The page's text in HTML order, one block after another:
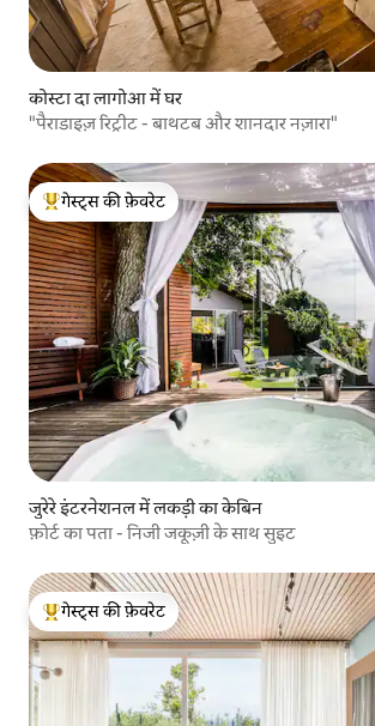
कोस्टा दा लागोआ में घर
"पैराडाइज़ रिट्रीट - बाथटब और शानदार नज़ारा"
गेस्ट्स का टॉप फ़ेवरेट
गेस्ट्स की फ़ेवरेट
जुरेरे इंटरनेशनल में लकड़ी का केबिन
फ़ोर्ट का पता - निजी जकूज़ी के साथ सुइट
गेस्ट्स का टॉप फ़ेवरेट
गेस्ट्स की फ़ेवरेट